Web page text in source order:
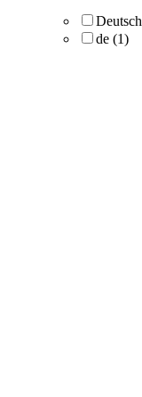
Deutsch
de (1)